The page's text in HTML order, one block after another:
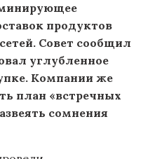
продуктов
Совет сообщил
углубленное
Компании же
план «встречных
сомнения